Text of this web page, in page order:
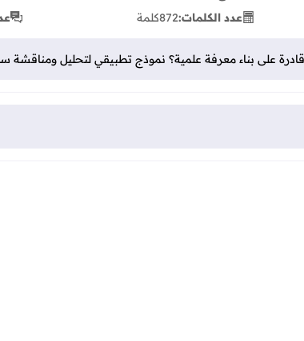
عدد الكلمات:872كلمة
على بناء معرفة علمية؟ نموذج تطبيقي لتحليل